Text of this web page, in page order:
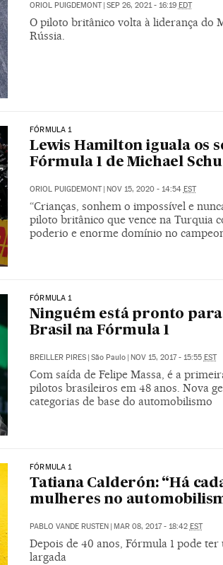
ORIOL PUIGDEMONT SEP 26, 2021 - 16:19 EDT
O piloto britânico volta à liderança do
Rússia.
FÓRMULA 1
Lewis Hamilton iguala os
Fórmula 1 de Michael
ORIOL PUIGDEMONT | NOV 15, 2020 - 14:54 EST
“Crianças, sonhem o impossível e
piloto britânico que vence na Turquia
poderio e enorme domínio no
FÓRMULA 1
Ninguém está pronto
Brasil na Fórmula 1
BREILLER PIRES São Paulo NOV 15, 2017 - 15:55 EST
Com saída de Felipe Massa, é a
pilotos brasileiros em 48 anos. Nova
categorias de base do automobilismo
FÓRMULA 1
Tatiana Calderón: “Há
mulheres no
PABLO VANDE RUSTEN MAR 08, 2017 - 18:42 EST
Depois de 40 anos, Fórmula 1 pode
largada